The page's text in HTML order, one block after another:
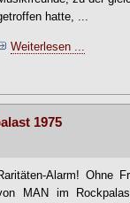
hatte, ...
Weiterlesen ...
1975
Alarm! Ohne
MAN im